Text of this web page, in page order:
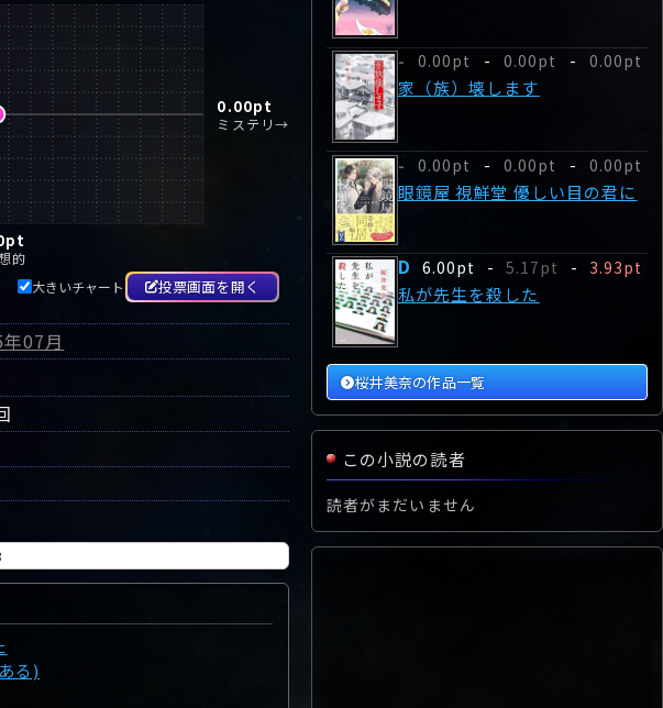
0.00pt
ミステリ→
pt
的
大きいチャート
投票画面を開く
07月
る)
- 0.00pt - 0.00pt - 0.00pt
家（族）壊します
- 0.00pt - 0.00pt - 0.00pt
眼鏡屋 視鮮堂 優しい目の君に
D 6.00pt - 5.17pt - 3.93pt
私が先生を殺した
桜井美奈の作品一覧
この小説の読者
読者がまだいません